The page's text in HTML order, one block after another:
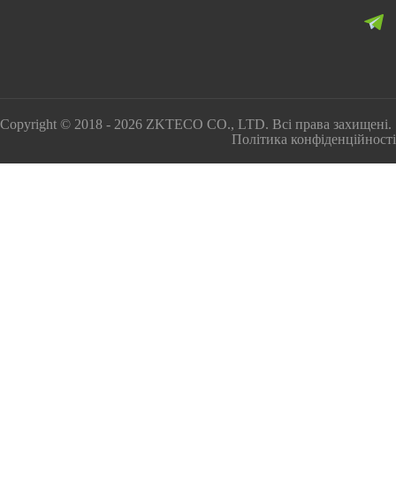
Copyright © 2018 - 2026 ZKTECO CO., LTD. Всі права захищені.
Політика конфіденційності